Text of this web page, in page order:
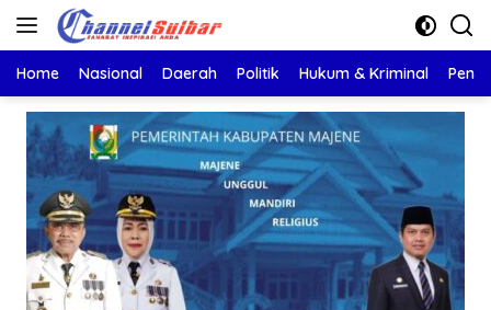
Langsung
Home Nasional Daerah Politik Hukum & Kriminal